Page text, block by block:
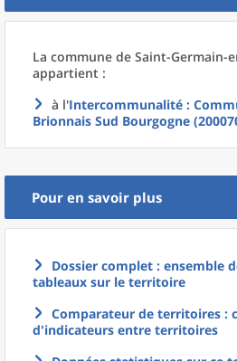
La commune de Saint-Germain-
appartient :
à l'Intercommunalité :
Brionnais Sud Bourgogne
Pour en savoir plus
Dossier complet : ensemble
tableaux sur le territoire
Comparateur de territoires :
d'indicateurs entre territoires